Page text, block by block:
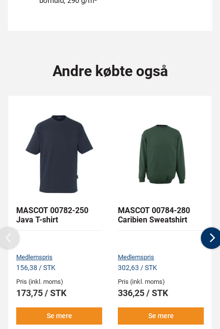
Andre købte også
MASCOT 00782-250
Java T-shirt
Medlemspris
156,38 / STK
Pris (inkl. moms)
173,75 / STK
Se mere
MASCOT 00784-280
Caribien Sweatshirt
Medlemspris
302,63 / STK
Pris (inkl. moms)
336,25 / STK
Se mere
Previous